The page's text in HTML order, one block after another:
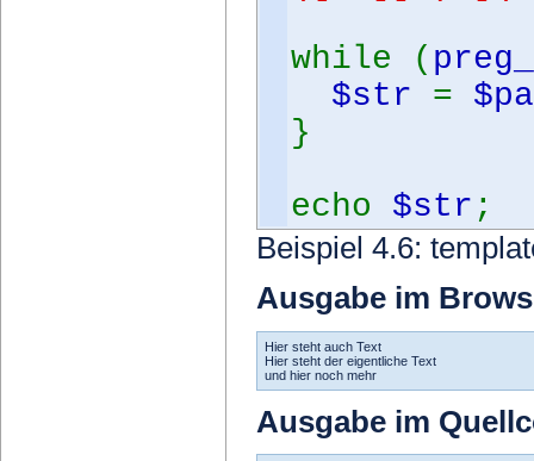
while (
$str =
}
echo $str ;
Beispiel 4.6:
Ausgabe im
Hier steht auch Text
Hier steht der eigentliche Text
und hier noch mehr
Ausgabe im